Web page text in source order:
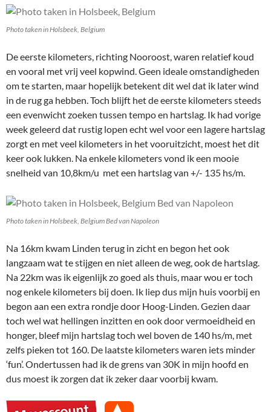
Photo taken in Holsbeek, Belgium
De eerste kilometers, richting Nooroost, waren relatief koud
en vooral met vrij veel kopwind. Geen ideale omstandigheden
om te starten, maar hopelijk betekent dit wel dat ik later wind
in de rug ga hebben. Toch blijft het de eerste kilometers steeds
een evenwicht zoeken tussen tempo en hartslag. Ik had vorige
week geleerd dat rustig lopen echt wel voor een lagere hartslag
zorgt en met veel kilometers in het vooruitzicht, moest het dit
keer ook lukken. Na enkele kilometers vond ik een mooie
snelheid van 10,8km/u met een hartslag van +/- 135 hs/m.
Photo taken in Holsbeek, Belgium Bed van Napoleon
Na 16km kwam Linden terug in zicht en begon het ook
langzaam wat te stijgen en niet alleen de weg, ook de hartslag.
Na 22km was ik eigenlijk zo goed als thuis, maar wou er toch
nog enkele kilometers bij doen. Ik liep dus mijn huis voorbij en
begon aan een extra rondje door Hoog-Linden. Gezien daar
toch wel wat hellingen inzitten en ook door vermoeidheid en
honger, bleef mijn hartslag toch wel boven de 140 hs/m, met
zelfs pieken tot 160. De laatste kilometers waren iets minder
‘fun’. Ondertussen had ik de grens van 30K in mijn hoofd en
dus moest ik zorgen dat ik zeker daar voorbij kwam.